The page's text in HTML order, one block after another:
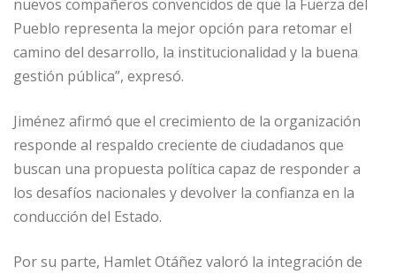
nuevos compañeros convencidos de que la Fuerza del
Pueblo representa la mejor opción para retomar el
camino del desarrollo, la institucionalidad y la buena
gestión pública”, expresó.
Jiménez afirmó que el crecimiento de la organización
responde al respaldo creciente de ciudadanos que
buscan una propuesta política capaz de responder a
los desafíos nacionales y devolver la confianza en la
conducción del Estado.
Por su parte, Hamlet Otáñez valoró la integración de